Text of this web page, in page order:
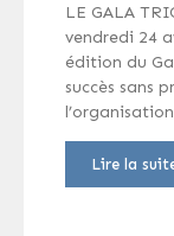
LE GALA
vendredi 24
édition du
succès sans
Lire la